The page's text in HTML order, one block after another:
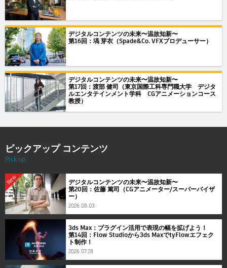
デジタルコンテンツの未来〜温故知新〜
第16回：塙 芽衣（Spade&Co. VFXプロデューサー）
デジタルコンテンツの未来〜温故知新〜
第17回：渡部 健司（東京国際工科専門職大学 デジタ
ルエンタテインメント学科 CGアニメーションコース
教授）
ピックアップ コンテンツ
Pick up
New
デジタルコンテンツの未来〜温故知新〜
第20回：佐藤 篤司（CGアニメーター/スーパーバイザ
ー）
2026.08.03
3ds Max：プラグイン活用で表現の幅を拡げよう！
第14回：Flow Studioから3ds MaxでtyFlowエフェク
ト制作！
2026.07.28